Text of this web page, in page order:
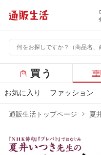
ー
バ
買う
お気に入り ファッション
通販生活トップページ 夏